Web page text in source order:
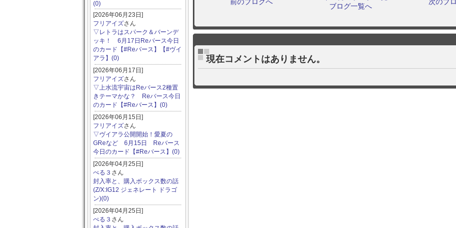
(0)
[2026年06月23日]
フリアイズさん
▽レトラはスパーク＆バーンデ
ッキ！ 6月17日Reバース今日
のカード【#Reバース】【#ヴイ
アラ】(0)
[2026年06月17日]
フリアイズさん
▽上水流宇宙はReバース2種置
きテーマかな？ Reバース今日
のカード【#Reバース】(0)
[2026年06月15日]
フリアイズさん
▽ヴイアラ公開開始！愛夏の
GReなど 6月15日 Reバース
今日のカード【#Reバース】(0)
[2026年04月25日]
ぺる３ さん
封入率と、購入ボックス数の話
(Z/X:IG12 ジェネレート ドラゴ
ン)(0)
[2026年04月25日]
ぺる３ さん
ブログ一覧へ
現在コメントはありません。